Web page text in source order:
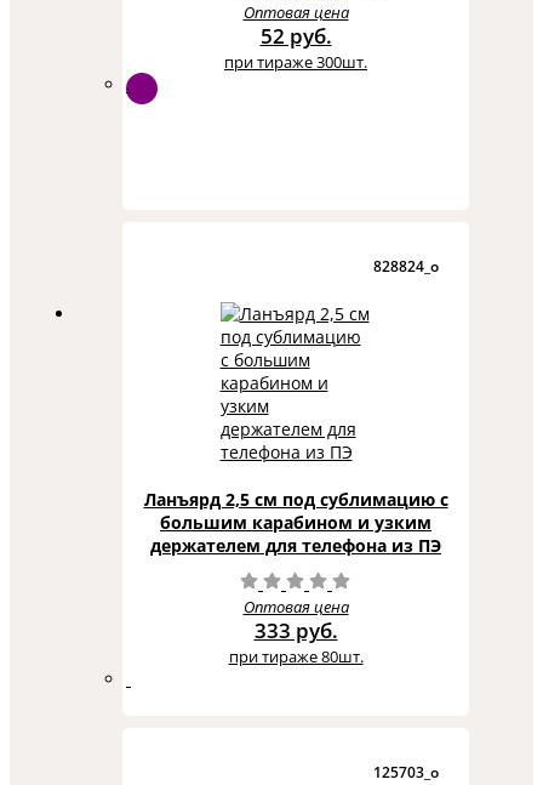
Оптовая цена
52 руб.
при тираже 300шт.
828824_o
Ланъярд 2,5 см под сублимацию с
большим карабином и узким
держателем для телефона из ПЭ
Оптовая цена
333 руб.
при тираже 80шт.
125703_o